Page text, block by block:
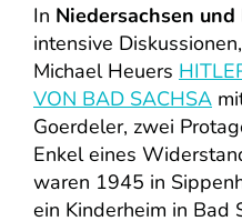
In Niedersachsen und
intensive
Michael Heuers
VON BAD SACHSA
Goerdeler, zwei
Enkel eines
waren 1945 in
ein Kinderheim in Bad